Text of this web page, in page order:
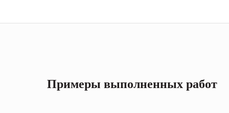
Примеры выполненных работ